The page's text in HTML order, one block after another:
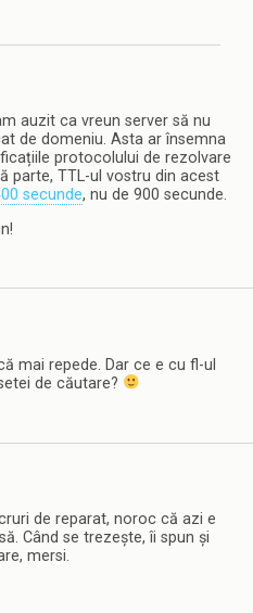
auzit ca vreun server să nu
de domeniu. Asta ar însemna
protocolului de rezolvare
parte, TTL-ul vostru din acest
secunde, nu de 900 secunde.
mai repede. Dar ce e cu fl-ul
de căutare?
de reparat, noroc că azi e
Când se trezește, îi spun și
mersi.